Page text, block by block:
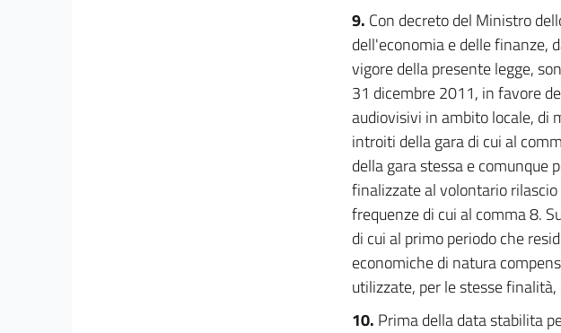
9. Con decreto del Ministro
dell'economia e delle finanze,
vigore della presente legge,
31 dicembre 2011, in favore
audiovisivi in ambito locale, di
introiti della gara di cui al
della gara stessa e comunque
finalizzate al volontario
frequenze di cui al comma 8.
di cui al primo periodo che
economiche di natura
utilizzate, per le stesse
10. Prima della data stabilita